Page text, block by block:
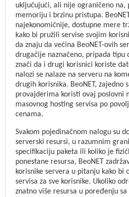
uključujući, ali nije ograničeno na,
memoriju i brzinu pristupa.
najekonomičnije, dostupne mere
kako bi pružili servise svojim
da znaju da većina BeoNET-ovih
drugačije naznačeno, pripada tipu
znači da i drugi korisnici koriste
nalozi se nalaze na serveru na
drugih korisnika. BeoNET, zajedno
provajderima koristi ovaj poslovni
masovnog hosting servisa po
cenama.
Svakom pojedinačnom nalogu su
serverski resursi, u razumnim
specifikaciju paketa ili koliko je
ponestane resursa, BeoNET
korisnike servera u pitanju kako bi
servisa za sve korisnike. Ukoliko
znatno više resursa u poređenju